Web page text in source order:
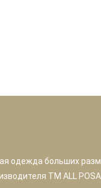
одежда больших
TM ALL